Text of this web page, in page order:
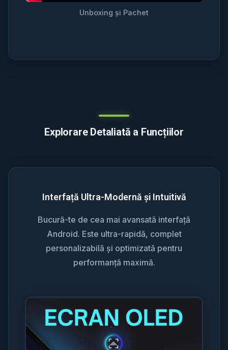
Unboxing și Pachet
Explorare Detaliată a Funcțiilor
Interfață Ultra-Modernă și Intuitivă
Bucură-te de cea mai avansată interfață
Android. Este ultra-rapidă, complet
personalizabilă și optimizată pentru
performanță maximă.